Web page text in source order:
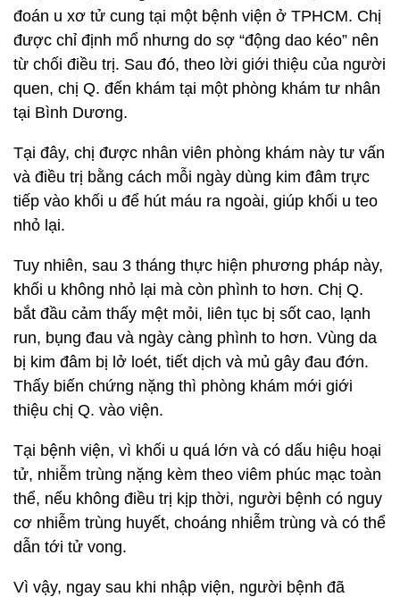
đoán u xơ tử cung tại một bệnh viện ở TPHCM. Chị
được chỉ định mổ nhưng do sợ “động dao kéo” nên
từ chối điều trị. Sau đó, theo lời giới thiệu của người
quen, chị Q. đến khám tại một phòng khám tư nhân
tại Bình Dương.
Tại đây, chị được nhân viên phòng khám này tư vấn
và điều trị bằng cách mỗi ngày dùng kim đâm trực
tiếp vào khối u để hút máu ra ngoài, giúp khối u teo
nhỏ lại.
Tuy nhiên, sau 3 tháng thực hiện phương pháp này,
khối u không nhỏ lại mà còn phình to hơn. Chị Q.
bắt đầu cảm thấy mệt mỏi, liên tục bị sốt cao, lạnh
run, bụng đau và ngày càng phình to hơn. Vùng da
bị kim đâm bị lở loét, tiết dịch và mủ gây đau đớn.
Thấy biến chứng nặng thì phòng khám mới giới
thiệu chị Q. vào viện.
Tại bệnh viện, vì khối u quá lớn và có dấu hiệu hoại
tử, nhiễm trùng nặng kèm theo viêm phúc mạc toàn
thể, nếu không điều trị kịp thời, người bệnh có nguy
cơ nhiễm trùng huyết, choáng nhiễm trùng và có thể
dẫn tới tử vong.
Vì vậy, ngay sau khi nhập viện, người bệnh đã